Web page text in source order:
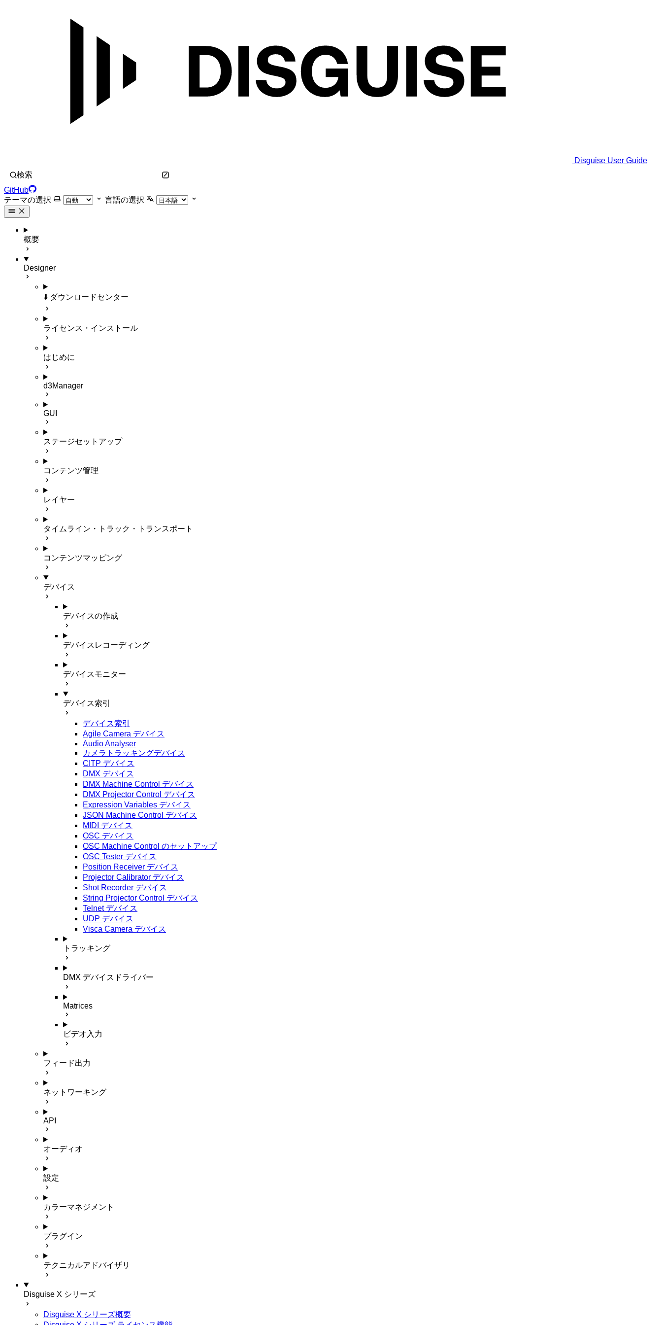
Disguise User Guide
検索
GitHub
テーマの選択
言語の選択
概要
Designer
⬇️ ダウンロードセンター
ライセンス・インストール
はじめに
d3Manager
GUI
ステージセットアップ
コンテンツ管理
レイヤー
タイムライン・トラック・トランスポート
コンテンツマッピング
デバイス
デバイスの作成
デバイスレコーディング
デバイスモニター
デバイス索引
デバイス索引
Agile Camera デバイス
Audio Analyser
カメラトラッキングデバイス
CITP デバイス
DMX デバイス
DMX Machine Control デバイス
DMX Projector Control デバイス
Expression Variables デバイス
JSON Machine Control デバイス
MIDI デバイス
OSC デバイス
OSC Machine Control のセットアップ
OSC Tester デバイス
Position Receiver デバイス
Projector Calibrator デバイス
Shot Recorder デバイス
String Projector Control デバイス
Telnet デバイス
UDP デバイス
Visca Camera デバイス
トラッキング
DMX デバイスドライバー
Matrices
ビデオ入力
フィード出力
ネットワーキング
API
オーディオ
設定
カラーマネジメント
プラグイン
テクニカルアドバイザリ
Disguise X シリーズ
Disguise X シリーズ概要